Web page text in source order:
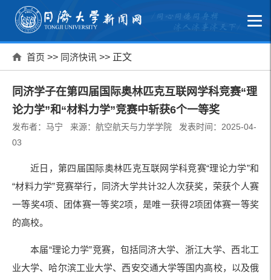
首页 >> 同济快讯 >> 正文
同济学子在第四届国际奥林匹克互联网学科竞赛“理
论力学”和“材料力学”竞赛中斩获6个一等奖
发布者：马宁 来源：航空航天与力学学院 发表时间：2025-04-
03
近日，第四届国际奥林匹克互联网学科竞赛“理论力学”和
“材料力学”竞赛举行，同济大学共计32人次获奖，荣获个人赛
一等奖4项、团体赛一等奖2项，是唯一获得2项团体赛一等奖
的高校。
本届“理论力学”竞赛，包括同济大学、浙江大学、西北工
业大学、哈尔滨工业大学、西安交通大学等国内高校，以及俄